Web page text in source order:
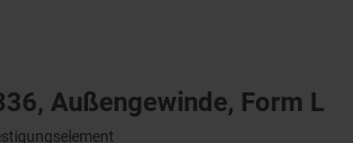
Außengewinde, Form L